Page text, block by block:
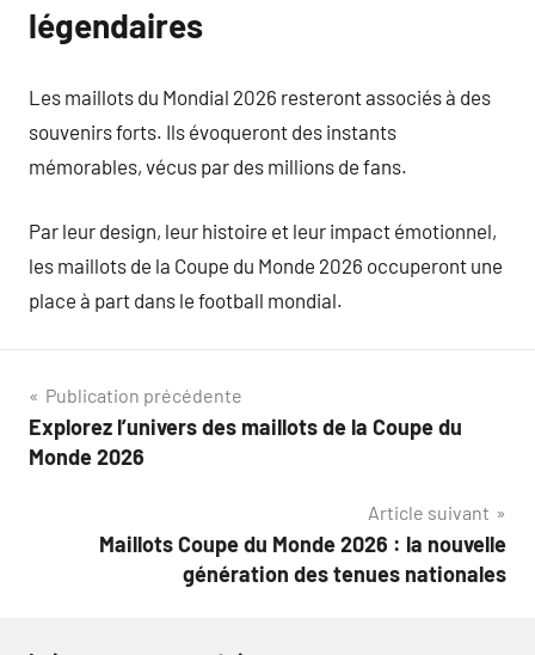
légendaires
Les maillots du Mondial 2026 resteront associés à des
souvenirs forts. Ils évoqueront des instants
mémorables, vécus par des millions de fans.
Par leur design, leur histoire et leur impact émotionnel,
les maillots de la Coupe du Monde 2026 occuperont une
place à part dans le football mondial.
Navigation
de
Publication précédente
Explorez l’univers des maillots de la Coupe du
Monde 2026
Article suivant
Maillots Coupe du Monde 2026 : la nouvelle
génération des tenues nationales